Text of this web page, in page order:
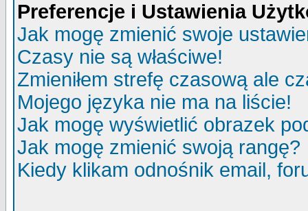
Preferencje i Ustawienia
Jak mogę zmienić swoje
Czasy nie są właściwe!
Zmieniłem strefę czasową ale
Mojego języka nie ma na liście!
Jak mogę wyświetlić obrazek
Jak mogę zmienić swoją rangę?
Kiedy klikam odnośnik email,